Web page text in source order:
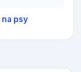
na psy